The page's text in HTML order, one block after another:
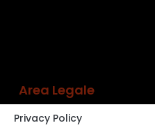
Area Legale
Privacy Policy